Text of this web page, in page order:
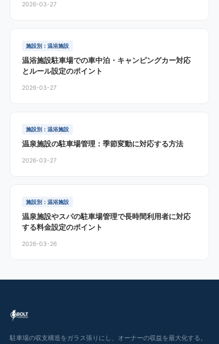
2026-03-27
施設別：温浴施設
温浴施設駐車場での車中泊・キャンピングカー対応
とルール設定のポイント
2026-03-27
施設別：温浴施設
温泉施設の駐車場管理：季節変動に対応する方法
2026-03-27
施設別：温浴施設
温泉施設やスパの駐車場管理で長時間利用者に対応
する料金設定のポイント
2026-03-26
駐車場の収支構造をガラス張りにし、オーナーの収益を最大化する。